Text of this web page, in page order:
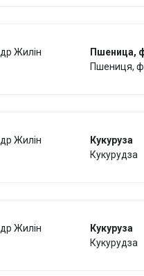
Жилін
Пшеница,
Пшениця,
Жилін
Кукуруза
Кукурудза
Жилін
Кукуруза
Кукурудза